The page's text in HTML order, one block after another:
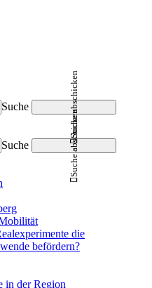
Suche
Suche abschicken
Suche
Suche abschicken
die
befördern?
in der Region